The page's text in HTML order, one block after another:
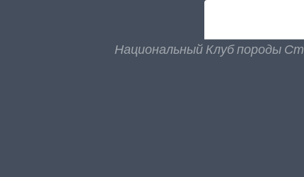
Национальный Клуб породы